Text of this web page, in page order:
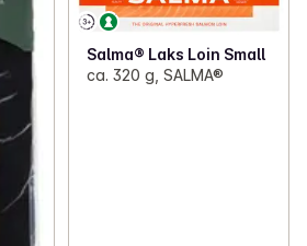
Salma® Laks Loin Small
ca. 320 g, SALMA®